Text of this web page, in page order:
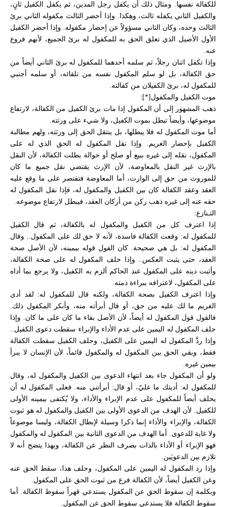
للكفالة نفسها. ومثال ذلك أن يكفل رجل المدين، ثم يكفل الكفيل ثانٍ،
والكفيل الثاني يكفله ثالث، وهكذا. وإذا أحضر الثالث مكفوله الثاني برئ
الثالث وحده، وكان الثاني مسؤولاً عن إحضار مكفوله. وإذا أحضر الكفيل
الأول الأصيل الذي تعلق الحق به للمكفول له برئ الجميع، لأنهم فروع
عنه.
وإذا تكفل اثنان رجلاً، ثم سلمه أحدهما للمكفول له برئ الثاني أيضاً من
حق الكفالة، بل لو سلم المكفول نفسه من تلقائه، أو سلمه أجنبي
للمكفول له، برئ الكفيلان من كفالته.
موت الكفيل والمكفول[*]:
ذهب المشهور إلى أن المكفول إذا مات برئ الكفيل من الكفالة، لارتفاع
موضوعها، وأيضاً تبطل بموت الكفيل، ولا شيء على ورثته.
أما موت المكفول له فلا يبطلها، بل ينتقل الحق إلى ورثته، ولهم مطالبة
الكفيل بإحضار الغريم. وإذا نقل المكفول له الحق الذي له على
المكفول، نقله إلى غيره ببيع أو صلح أو حوالة بطلت الكفالة، لأن النقل
بالإرث غير النقل بالمعاوضة، لأن الإرث يقتضي نقل جميع ما كان
للموروث من حق إلى الوارث، أما المعاوضة فتقتصر على ما وقع عليه
العقد وعقد الكفالة كان بين الكفيل والمكفول له، فإذا نقل المكفول له
حقه عنه إلى غيره ذهب ركن من أركان العقد، فيبطل لارتفاع موضوعه.
التـنازع:
إذا اعترف كل من الكفيل والمكفول له بالكفالة، ثم قال الكفيل
للمكفول له: وقعت الكفالة فاسدة، لأنه لا حق لك على المكفول.. وقال
المكفول له: بل هي صحيحة. كان القول قوله بيمينه، لأن الأصل صحة
العقد، حتى يثبت العكس.. وإذا حلف المكفول له على صحة الكفالة،
وأثبت دينه على المكفول عند الحاكم ألزم به الكفيل، ولا يرجع بما أداه
على المكفول، لاعترافه ببراءة ذمته.
وإذا اعترف الكفيل بصحة الكفالة، ولكنه قال للمكفول له: لقد أدى
الغريم ما لك عليه من حق، أو قال أبرأته منه، وأنكر المكفول ذلك.
فالقول قول المكفول له أيضاً، لأن الأصل بقاء ما كان على ما كان. وإذا
حلف المكفول له اليمين على عدم الأداء والإبراء سقطت دعوى الكفيل..
وإذا ردَّ المكفول له اليمين على الكفيل، وحلف الكفيل سقطت الكفالة
فقط، وبقي الحق بين المكفول له والمكفول قائماً، لأن الإنسان لا يبرأ
بيمين غيره.
ولو أن المكفول جاء بعد انتهاء الدعوى بين الكفيل والمكفول له، وقال
للمكفول له: أديتك ما عليّ، أو قال: أبرأتني منه. فعلى المكفول له أن
يحلف أيضاً للمكفول على عدم الإبراء والأداء، ولا يُكتفى بيمينه الأولى
للكفيل. لأن الهدف من الدعوى الأولى بين الكفيل والمكفول له هو ثبوت
الكفالة، والإبراء والأداء إنما ذكرا وسيلة لإبطال الكفالة، وليسا موضوعاً
ولا غاية للدعوى. أما الهدف من الدعوى الثانية بين المكفول له والمكفول
فهو الإبراء أو الأداء بالذات بصرف النظر عن الكفالة، وبهذا يتضح أنه لا
تلازم بين الدعويَين.
وإذا رد المكفول له اليمين على المكفول، وحلف هذا، سقط الحق عنه
وعن الكفيل أيضاً، لأن الكفالة فرع من ثبوت الحق على المكفول.
وبكلمة إن سقوط الحق عن المكفول يستدعي قهراً سقوط الكفالة. أما
سقوط الكفالة فلا يستدعي سقوط الحق عن المكفول.